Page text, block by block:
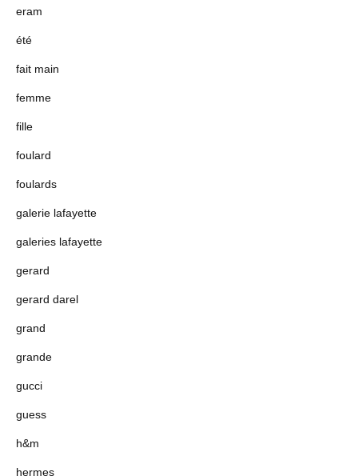
eram
été
fait main
femme
fille
foulard
foulards
galerie lafayette
galeries lafayette
gerard
gerard darel
grand
grande
gucci
guess
h&m
hermes